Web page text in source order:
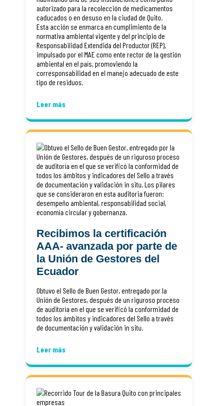
autorizado para la recolección de medicamentos
caducados o en desuso en la ciudad de Quito.
Esta acción se enmarca en cumplimiento de la
normativa ambiental vigente y del principio de
Responsabilidad Extendida del Productor (REP),
impulsado por el MAE como ente rector de la gestión
ambiental en el país, promoviendo la
corresponsabilidad en el manejo adecuado de este
tipo de residuos.
Leer más
Recibimos la certificación
AAA- avanzada por parte de
la Unión de Gestores del
Ecuador
Obtuvo el Sello de Buen Gestor, entregado por la
Unión de Gestores, después de un riguroso proceso
de auditoría en el que se verificó la conformidad de
todos los ámbitos y indicadores del Sello a través
de documentación y validación in situ.
Leer más